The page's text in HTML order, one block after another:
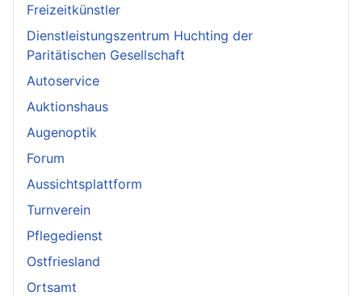
Freizeitkünstler
Dienstleistungszentrum Huchting der
Paritätischen Gesellschaft
Autoservice
Auktionshaus
Augenoptik
Forum
Aussichtsplattform
Turnverein
Pflegedienst
Ostfriesland
Ortsamt